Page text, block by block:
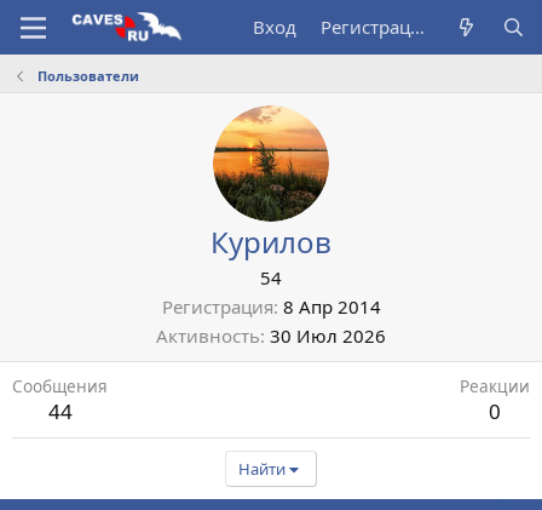
Вход Регистрация
Пользователи
Курилов
54
Регистрация 8 Апр 2014
Активность 30 Июл 2026
Сообщения
44
Реакции
0
Найти